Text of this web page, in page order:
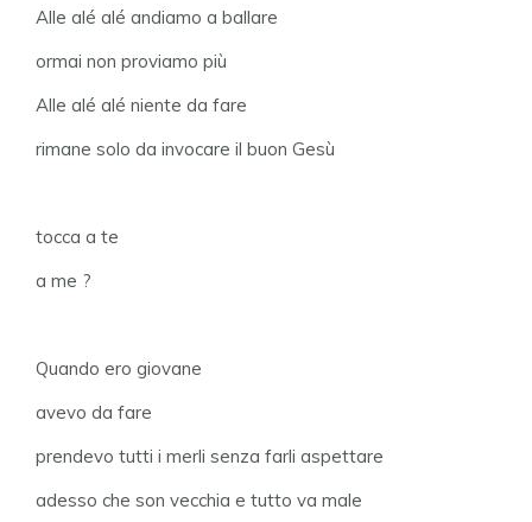
Alle alé alé andiamo a ballare
ormai non proviamo più
Alle alé alé niente da fare
rimane solo da invocare il buon Gesù
tocca a te
a me ?
Quando ero giovane
avevo da fare
prendevo tutti i merli senza farli aspettare
adesso che son vecchia e tutto va male